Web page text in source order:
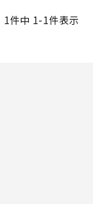
1件中 1-1件表示